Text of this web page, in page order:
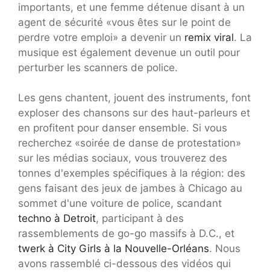
importants, et une femme détenue disant à un
agent de sécurité «vous êtes sur le point de
perdre votre emploi» a devenir un remix viral. La
musique est également devenue un outil pour
perturber les scanners de police.
Les gens chantent, jouent des instruments, font
exploser des chansons sur des haut-parleurs et
en profitent pour danser ensemble. Si vous
recherchez «soirée de danse de protestation»
sur les médias sociaux, vous trouverez des
tonnes d'exemples spécifiques à la région: des
gens faisant des jeux de jambes à Chicago au
sommet d'une voiture de police, scandant
techno à Detroit, participant à des
rassemblements de go-go massifs à D.C., et
twerk à City Girls à la Nouvelle-Orléans. Nous
avons rassemblé ci-dessous des vidéos qui